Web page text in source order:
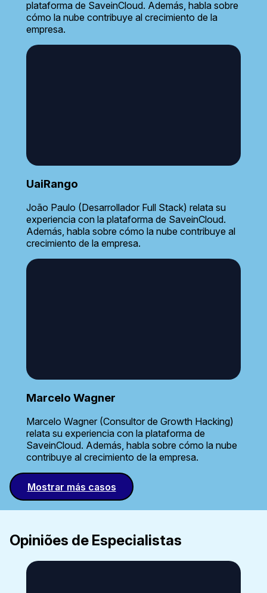
plataforma de SaveinCloud. Además, habla sobre
cómo la nube contribuye al crecimiento de la
empresa.
UaiRango
João Paulo (Desarrollador Full Stack) relata su
experiencia con la plataforma de SaveinCloud.
Además, habla sobre cómo la nube contribuye al
crecimiento de la empresa.
Marcelo Wagner
Marcelo Wagner (Consultor de Growth Hacking)
relata su experiencia con la plataforma de
SaveinCloud. Además, habla sobre cómo la nube
contribuye al crecimiento de la empresa.
Mostrar más casos
Opiniões de Especialistas